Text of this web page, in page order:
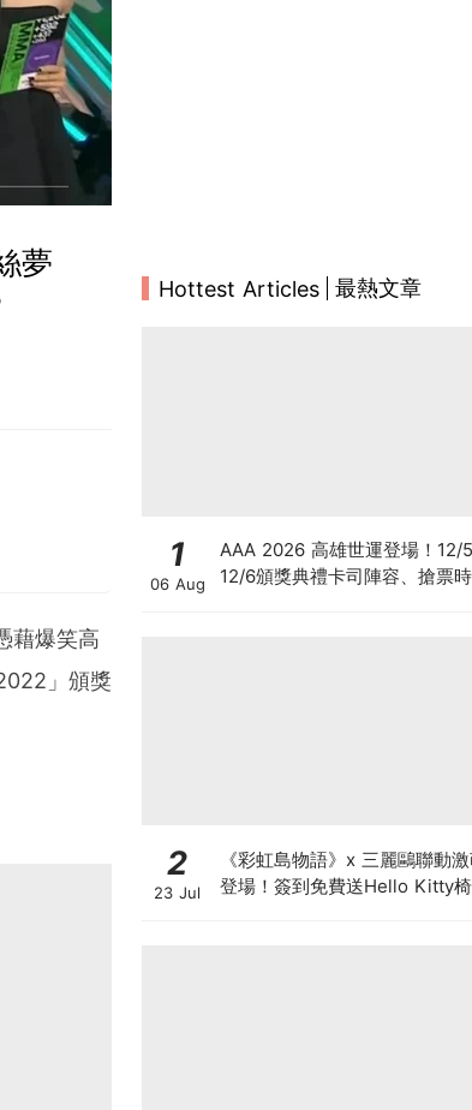
夢
藉爆笑高
」頒獎
Hottest Articles 最熱文章
1
06 Aug
AAA 2026 高雄世運登場！12/5
12/6頒獎典禮卡司陣容、搶票時
2
23 Jul
《彩虹島物語》x 三麗鷗聯動
登場！簽到免費送Hello Kitty椅